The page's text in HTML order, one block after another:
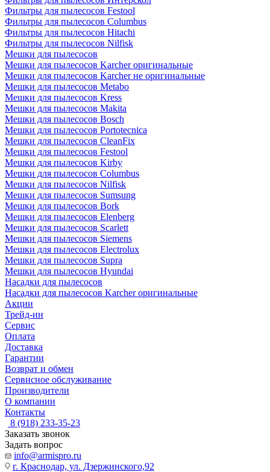
Фильтры для пылесосов Festool
Фильтры для пылесосов Columbus
Фильтры для пылесосов Hitachi
Фильтры для пылесосов Nilfisk
Мешки для пылесосов
Мешки для пылесосов Karcher оригинальные
Мешки для пылесосов Karcher не оригинальные
Мешки для пылесосов Metabo
Мешки для пылесосов Kress
Мешки для пылесосов Makita
Мешки для пылесосов Bosch
Мешки для пылесосов Portotecnica
Мешки для пылесосов CleanFix
Мешки для пылесосов Festool
Мешки для пылесосов Kirby
Мешки для пылесосов Columbus
Мешки для пылесосов Nilfisk
Мешки для пылесосов Sumsung
Мешки для пылесосов Bork
Мешки для пылесосов Elenberg
Мешки для пылесосов Scarlett
Мешки для пылесосов Siemens
Мешки для пылесосов Electrolux
Мешки для пылесосов Supra
Мешки для пылесосов Hyundai
Насадки для пылесосов
Насадки для пылесосов Karcher оригинальные
Акции
Трейд-ин
Сервис
Оплата
Доставка
Гарантии
Возврат и обмен
Сервисное обслуживание
Производители
О компании
Контакты
8 (918) 233-35-23
Заказать звонок
Задать вопрос
info@armispro.ru
г. Краснодар, ул. Дзержинского,92